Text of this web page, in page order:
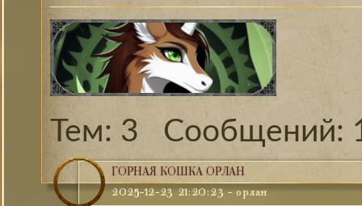
3
ГОРНАЯ КОШКА ОРЛАН
2025-12-23 21:20:23 -орлан